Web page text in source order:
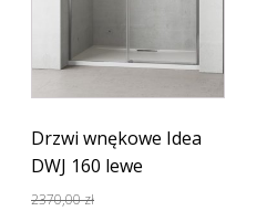
Drzwi wnękowe Idea
DWJ 160 lewe
2370,00zł